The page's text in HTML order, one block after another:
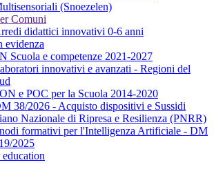
(Snoezelen)
Comuni
didattici innovativi 0-6 anni
evidenza
Scuola e competenze 2021-2027
innovativi e avanzati - Regioni del
e POC per la Scuola 2014-2020
38/2026 - Acquisto dispositivi e Sussidi
Nazionale di Ripresa e Resilienza (PNRR)
formativi per l'Intelligenza Artificiale - DM
2025